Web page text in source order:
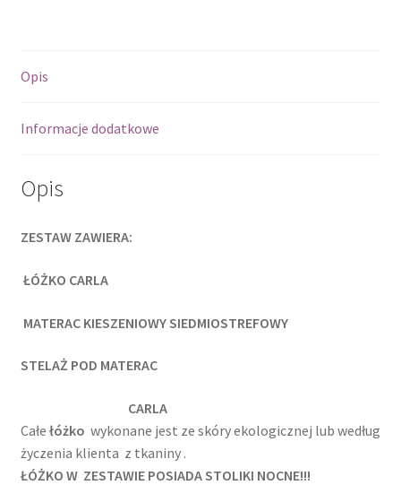
Opis
Informacje dodatkowe
Opis
ZESTAW ZAWIERA:
ŁÓŻKO CARLA
MATERAC KIESZENIOWY SIEDMIOSTREFOWY
STELAŻ POD MATERAC
CARLA
Całe łóżko wykonane jest ze skóry ekologicznej lub według
życzenia klienta z tkaniny .
ŁÓŻKO W ZESTAWIE POSIADA STOLIKI NOCNE!!!